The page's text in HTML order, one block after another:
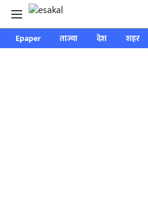
Epaper ताज्या देश शहर